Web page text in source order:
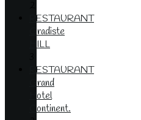
RESTAURANT
Gradiste
HILL
RESTAURANT
Grand
Hotel
Continent.